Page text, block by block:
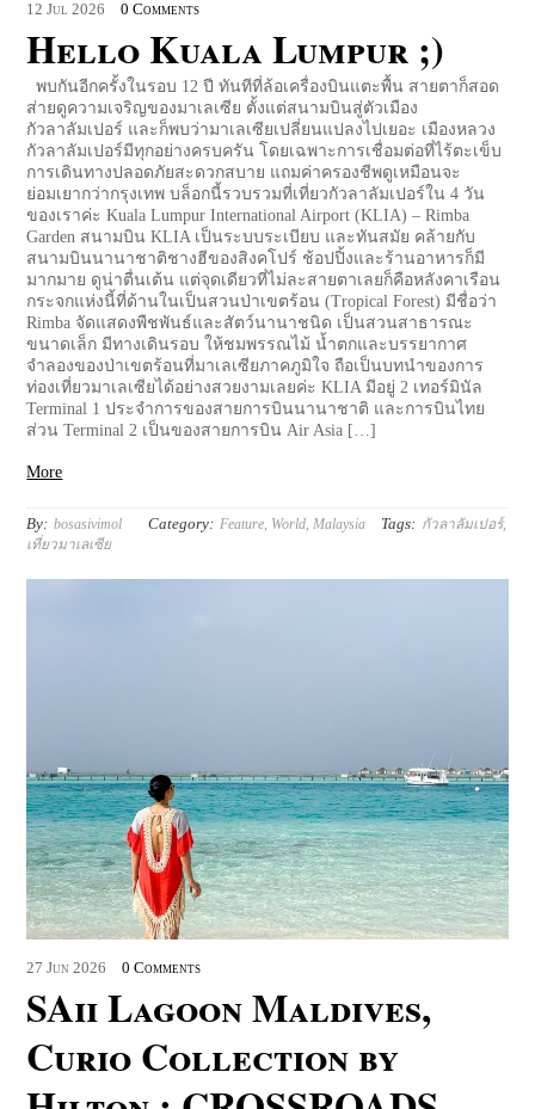
12 Jul 2026 0 Comments
Hello Kuala Lumpur ;)
พบกันอีกครั้งในรอบ 12 ปี ทันทีที่ล้อเครื่องบินแตะพื้น สายตาก็สอด
ส่ายดูความเจริญของมาเลเซีย ตั้งแต่สนามบินสู่ตัวเมือง
กัวลาลัมเปอร์ และก็พบว่ามาเลเซียเปลี่ยนแปลงไปเยอะ เมืองหลวง
กัวลาลัมเปอร์มีทุกอย่างครบครัน โดยเฉพาะการเชื่อมต่อที่ไร้ตะเข็บ
การเดินทางปลอดภัยสะดวกสบาย แถมค่าครองชีพดูเหมือนจะ
ย่อมเยากว่ากรุงเทพ บล็อกนี้รวบรวมที่เที่ยวกัวลาลัมเปอร์ใน 4 วัน
ของเราค่ะ Kuala Lumpur International Airport (KLIA) – Rimba
Garden สนามบิน KLIA เป็นระบบระเบียบ และทันสมัย คล้ายกับ
สนามบินนานาชาติชางฮีของสิงคโปร์ ช้อปปิ้งและร้านอาหารก็มี
มากมาย ดูน่าตื่นเต้น แต่จุดเดียวที่ไม่ละสายตาเลยก็คือหลังคาเรือน
กระจกแห่งนี้ที่ด้านในเป็นสวนป่าเขตร้อน (Tropical Forest) มีชื่อว่า
Rimba จัดแสดงพืชพันธ์และสัตว์นานาชนิด เป็นสวนสาธารณะ
ขนาดเล็ก มีทางเดินรอบ ให้ชมพรรณไม้ น้ำตกและบรรยากาศ
จำลองของป่าเขตร้อนที่มาเลเซียภาคภูมิใจ ถือเป็นบทนำของการ
ท่องเที่ยวมาเลเซียได้อย่างสวยงามเลยค่ะ KLIA มีอยู่ 2 เทอร์มินัล
Terminal 1 ประจำการของสายการบินนานาชาติ และการบินไทย
ส่วน Terminal 2 เป็นของสายการบิน Air Asia […]
More
By: bosasivimol Category: Feature, World,Malaysia Tags: กัวลาลัมเปอร์,
เที่ยวมาเลเซีย
27 Jun 2026 0 Comments
SAii Lagoon Maldives,
Curio Collection by